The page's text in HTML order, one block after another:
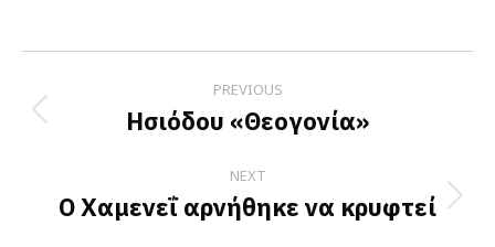
Facebook
X
LinkedIn
navigation
PREVIOUS
Previous
Ησιόδου «Θεογονία»
NEXT
Next
Ο Χαμενεΐ αρνήθηκε να κρυφτεί